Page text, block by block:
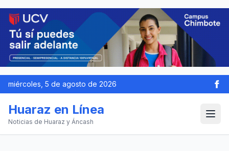
miércoles, 5 de agosto de 2026
Huaraz en Línea
Noticias de Huaraz y Áncash